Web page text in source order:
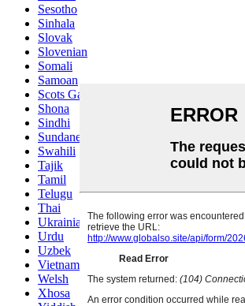
Sesotho
Sinhala
Slovak
Slovenian
Somali
Samoan
Scots Gaelic
Shona
Sindhi
Sundanese
Swahili
Tajik
Tamil
Telugu
Thai
Ukrainian
Urdu
Uzbek
Vietnamese
Welsh
Xhosa